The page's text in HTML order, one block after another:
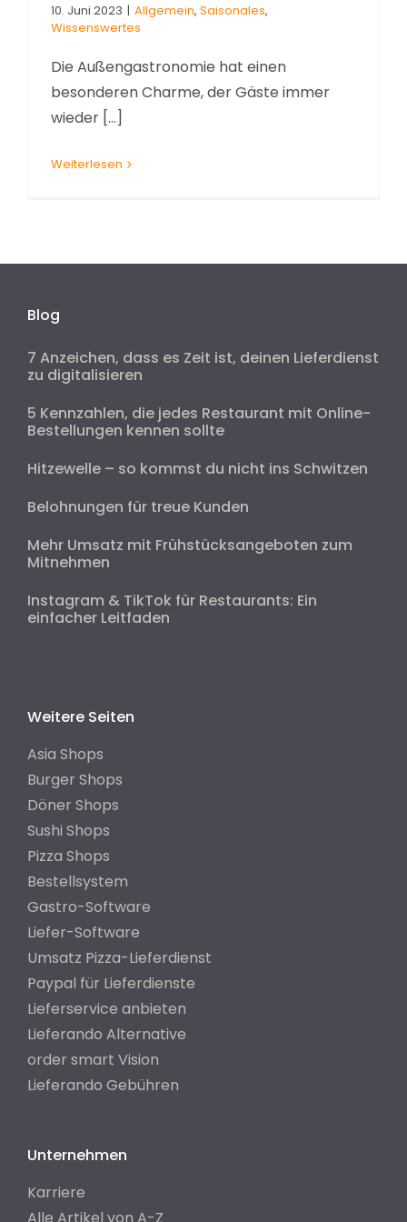
10. Juni 2023 | Allgemein, Saisonales,
Wissenswertes
Die Außengastronomie hat einen
besonderen Charme, der Gäste immer
wieder [...]
Weiterlesen
Blog
7 Anzeichen, dass es Zeit ist, deinen Lieferdienst
zu digitalisieren
5 Kennzahlen, die jedes Restaurant mit Online-
Bestellungen kennen sollte
Hitzewelle – so kommst du nicht ins Schwitzen
Belohnungen für treue Kunden
Mehr Umsatz mit Frühstücksangeboten zum
Mitnehmen
Instagram & TikTok für Restaurants: Ein
einfacher Leitfaden
Weitere Seiten
Asia Shops
Burger Shops
Döner Shops
Sushi Shops
Pizza Shops
Bestellsystem
Gastro-Software
Liefer-Software
Umsatz Pizza-Lieferdienst
Paypal für Lieferdienste
Lieferservice anbieten
Lieferando Alternative
order smart Vision
Lieferando Gebühren
Unternehmen
Karriere